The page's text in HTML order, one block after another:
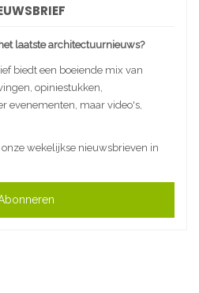
laatste architectuurnieuws?
biedt een boeiende mix van
opiniestukken,
evenementen, maar video's,
wekelijkse nieuwsbrieven in